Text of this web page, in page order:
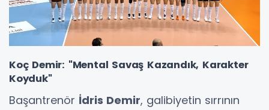
Koç Demir: "Mental Savaş Kazandık, Karakter
Koyduk"
Başantrenör İdris Demir, galibiyetin sırrının